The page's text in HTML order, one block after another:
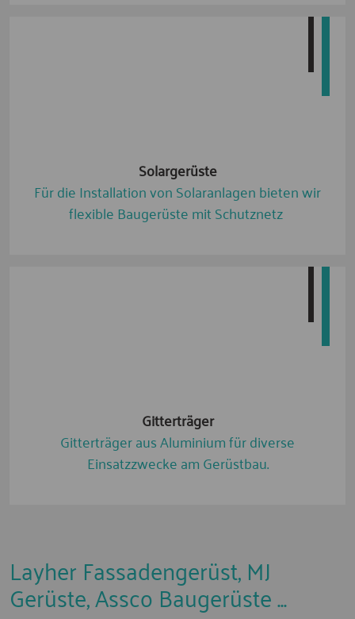
Solargerüste
Für die Installation von Solaranlagen bieten wir
flexible Baugerüste mit Schutznetz
Gitterträger
Gitterträger aus Aluminium für diverse
Einsatzzwecke am Gerüstbau.
Layher Fassadengerüst, MJ
Gerüste, Assco Baugerüste ...